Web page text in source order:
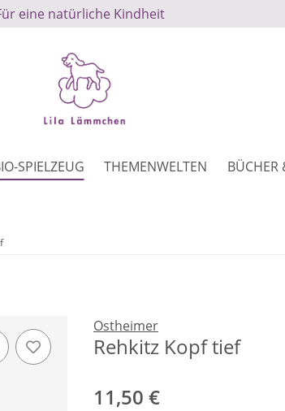
eine natürliche Kindheit
SPIELZEUG THEMENWELTEN BÜCHER
Ostheimer
Rehkitz Kopf tief
11,50 €